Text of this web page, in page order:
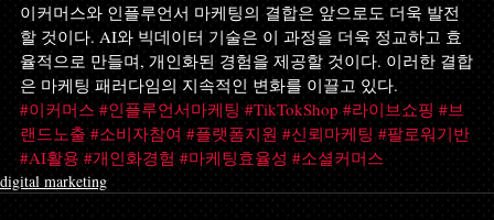
이커머스와 인플루언서 마케팅의 결합은 앞으로도 더욱 발전
할 것이다. AI와 빅데이터 기술은 이 과정을 더욱 정교하고 효
율적으로 만들며, 개인화된 경험을 제공할 것이다. 이러한 결합
은 마케팅 패러다임의 지속적인 변화를 이끌고 있다.
#이커머스 #인플루언서마케팅 #TikTokShop #라이브쇼핑 #브
랜드노출 #소비자참여 #플랫폼지원 #신뢰마케팅 #팔로워기반
#AI활용 #개인화경험 #마케팅효율성 #소셜커머스
digital marketing